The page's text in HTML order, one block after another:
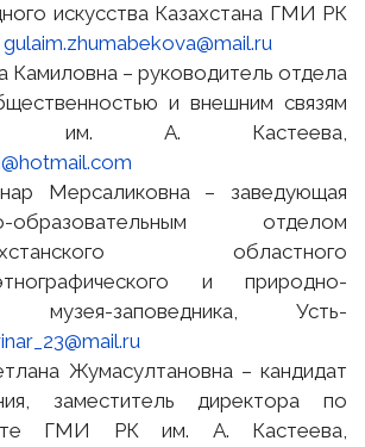
искусства Казахстана ГМИ РК
gulaim.zhumabekova@mail.ru
Камиловна – руководитель отдела
и внешним связям
А. Кастеева,
Мерсаликовна – заведующая
образовательным отделом
областного
этнографического и природно-
музея-заповедника, Усть-
Жумасултановна – кандидат
заместитель директора по
ГМИ РК им. А. Кастеева,